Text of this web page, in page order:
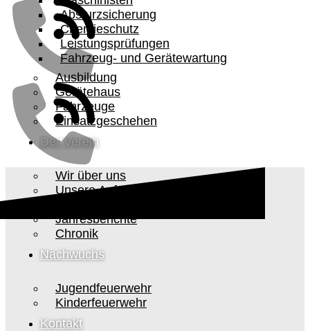
Absturzsicherung
Chemieschutz
Leistungsprüfungen
Fahrzeug- und Gerätewartung
Ausbildung
Gerätehaus
Fahrzeuge
Einsatzgeschehen
Der Verein
Wir über uns
Unsere Aufgabe
Jahresberichte
Chronik
Nachwuchs
Jugendfeuerwehr
Kinderfeuerwehr
Kontakt